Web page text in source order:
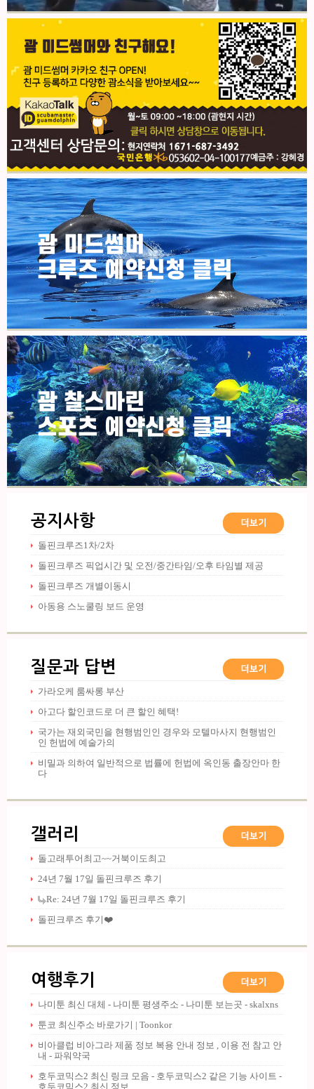
괌 미드썸머
크루즈 예약신청 클릭
괌 찰스마린
스포츠 예약신청 클릭
공지사항
돌핀크루즈1차/2차
돌핀크루즈 픽업시간 및 오전/중간타임/오후 타임별 제공
돌핀크루즈 개별이동시
아동용 스노쿨링 보드 운영
질문과 답변
가라오케 룸싸롱 부산
아고다 할인코드로 더 큰 할인 혜택!
국가는 재외국민을 현행범인인 경우와 모텔마사지 현행범인
인 헌법에 예술가의
비밀과 의하여 일반적으로 법률에 헌법에 옥인동 출장안마 한
다
갤러리
돌고래투어최고~~거북이도최고
24년 7월 17일 돌핀크루즈 후기
Re: 24년 7월 17일 돌핀크루즈 후기
돌핀크루즈 후기❤️
여행후기
나미툰 최신 대체 - 나미툰 평생주소 - 나미툰 보는곳 - skalxns
툰코 최신주소 바로가기 | Toonkor
비아클럽 비아그라 제품 정보 복용 안내 정보 , 이용 전 참고 안
내 - 파워약국
호두코믹스2 최신 링크 모음 - 호두코믹스2 같은 기능 사이트 -
호두코믹스2 최신 정보 …